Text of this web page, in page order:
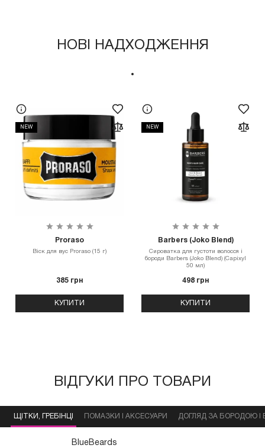
НОВІ НАДХОДЖЕННЯ
NEW
Proraso
Віск для вус Proraso (15 г)
385 грн
КУПИТИ
NEW
Barbers (Joko Blend)
Сироватка для густоти волосся і
бороди Barbers (Joko Blend) (Capixyl
50 мл)
498 грн
КУПИТИ
ВІДГУКИ ПРО ТОВАРИ
ЩІТКИ, ГРЕБІНЦІ ПОМАЗКИ І АКСЕСУАРИ ДОГЛЯД ЗА БОРОДОЮ І
BlueBeards